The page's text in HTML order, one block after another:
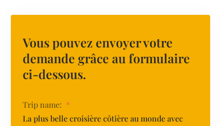
Vous pouvez envoyer votre
demande grâce au formulaire
ci-dessous.
Trip name: *
La plus belle croisière côtière au monde avec